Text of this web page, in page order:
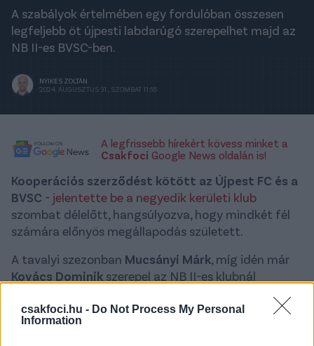
csakfoci.hu - Do Not Process My Personal
Information
A szabályok értelmében egy fordulóban összesen
legfeljebb öt újpesti labdarúgó szerepelhet majd az
NB II-es BVSC-ben.
NYIKES ZOLTÁN
2024. AUGUSZTUS 31., SZOMBAT 11:55
A legfrissebb hírekért kövess minket a
Csakfoci Google News oldalán is!
Kooperációs szerződést kötött az Újpest FC és a
BVSC - jelentette be a negyedik kerületi klub
szombat délelőtt, hangsúlyozva, hogy mindkét fél
számára előnyös megállapodás született.
A tavalyi szezonban Mucsányi Márk, míg idén már
Kovács Dominik szerepel az NB II-es klubnál
átigazolás mind a játékosoknak, mind a klubok
számára előnyös, és az is volt.